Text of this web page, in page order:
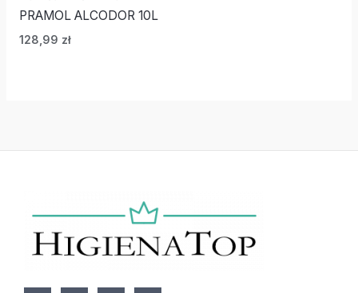
PRAMOL ALCODOR 10L
128,99 zł